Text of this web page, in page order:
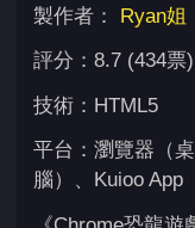
製作者： Ryan姐
評分：8.7 (434票)
技術：HTML5
平台：瀏覽器（
腦）、Kuioo App